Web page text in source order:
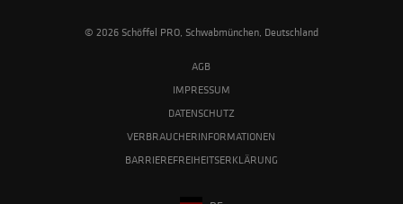
© 2026 Schöffel PRO, Schwabmünchen, Deutschland
AGB
IMPRESSUM
DATENSCHUTZ
VERBRAUCHERINFORMATIONEN
BARRIEREFREIHEITSERKLÄRUNG